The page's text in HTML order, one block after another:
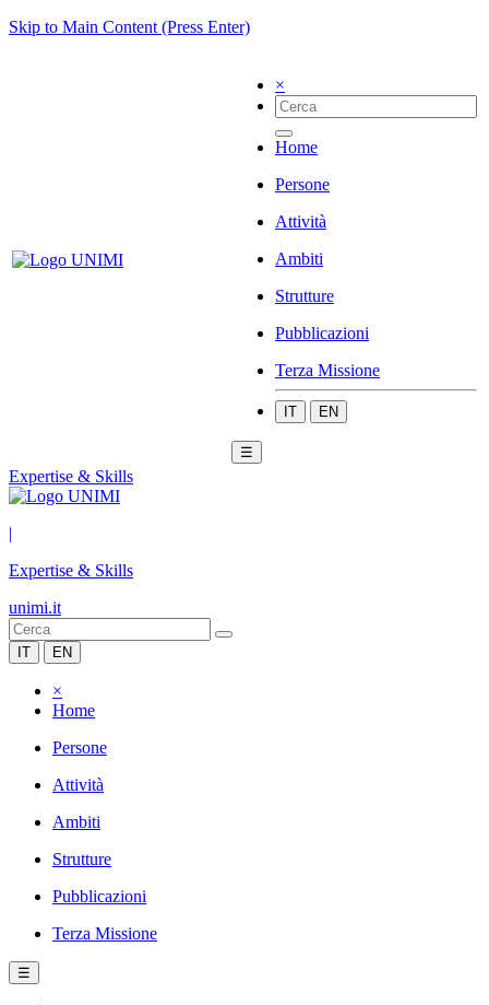
Skip to Main Content (Press Enter)
×
Home
Persone
Attività
Ambiti
Strutture
Pubblicazioni
Terza Missione
IT EN
☰
Expertise & Skills
|
Expertise & Skills
unimi.it
IT EN
×
Home
Persone
Attività
Ambiti
Strutture
Pubblicazioni
Terza Missione
☰